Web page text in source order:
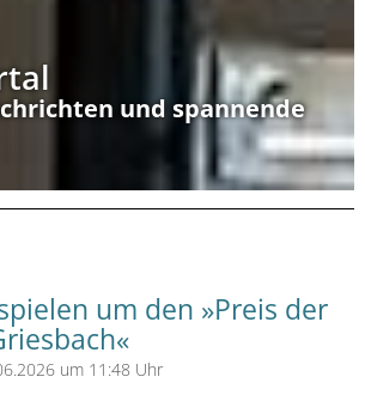
und spannende
um den »Preis der
um 11:48 Uhr